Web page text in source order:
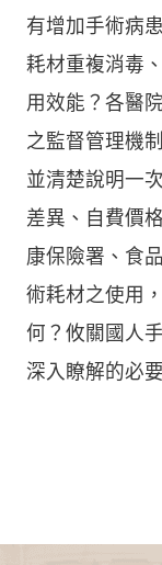
有增加手術病
耗材重複消毒
用效能？各醫
之監督管理機
並清楚說明一
差異、自費價
康保險署、食
術耗材之使用
何？攸關國人
深入瞭解的必